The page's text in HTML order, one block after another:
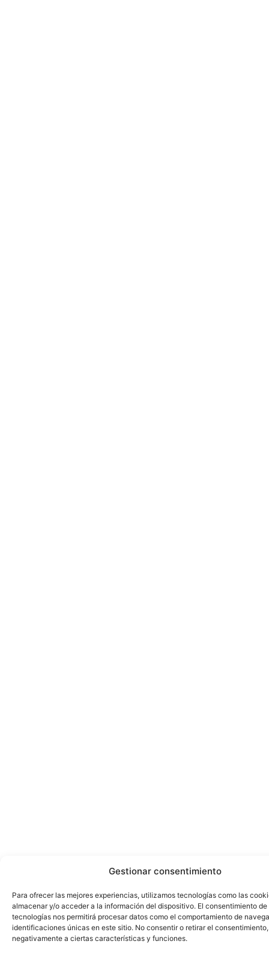
Gestionar consentimiento
Para ofrecer las mejores experiencias, utilizamos tecnologías como las
almacenar y/o acceder a la información del dispositivo. El consentimiento de
tecnologías nos permitirá procesar datos como el comportamiento de
identificaciones únicas en este sitio. No consentir o retirar el
negativamente a ciertas características y funciones.